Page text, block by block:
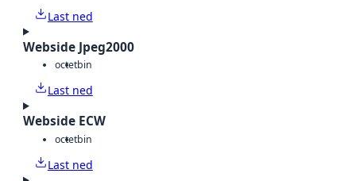
Last ned
Webside Jpeg2000
octetbin
Last ned
Webside ECW
octetbin
Last ned